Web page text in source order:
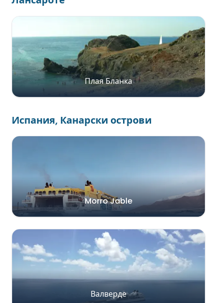
Плая Бланка
Испания, Канарски острови
Morro Jable
Валверде